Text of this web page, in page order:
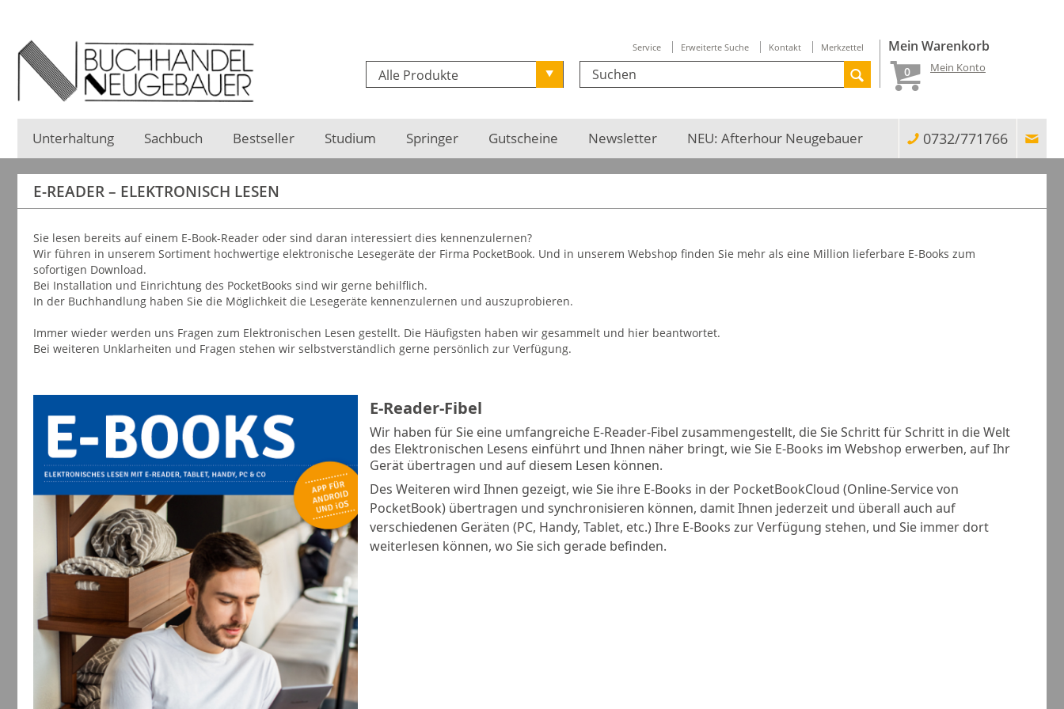
Service Erweiterte Suche Kontakt Merkzettel
Alle Produkte
Mein Warenkorb
0 Mein Konto
Unterhaltung Sachbuch Bestseller Studium Springer Gutscheine Newsletter NEU: Afterhour Neugebauer 0732/771766
E-READER – ELEKTRONISCH LESEN
Sie lesen bereits auf einem E-Book-Reader oder sind daran interessiert dies kennenzulernen?
Wir führen in unserem Sortiment hochwertige elektronische Lesegeräte der Firma PocketBook. Und in unserem Webshop finden Sie mehr als eine Million lieferbare E-Books zum
sofortigen Download.
Bei Installation und Einrichtung des PocketBooks sind wir gerne behilflich.
In der Buchhandlung haben Sie die Möglichkeit die Lesegeräte kennenzulernen und auszuprobieren.
Immer wieder werden uns Fragen zum Elektronischen Lesen gestellt. Die Häufigsten haben wir gesammelt und hier beantwortet.
Bei weiteren Unklarheiten und Fragen stehen wir selbstverständlich gerne persönlich zur Verfügung.
E-Reader-Fibel
Wir haben für Sie eine umfangreiche E-Reader-Fibel zusammengestellt, die Sie Schritt für Schritt in die Welt
des Elektronischen Lesens einführt und Ihnen näher bringt, wie Sie E-Books im Webshop erwerben, auf Ihr
Gerät übertragen und auf diesem Lesen können.
Des Weiteren wird Ihnen gezeigt, wie Sie ihre E-Books in der PocketBookCloud (Online-Service von
PocketBook) übertragen und synchronisieren können, damit Ihnen jederzeit und überall auch auf
verschiedenen Geräten (PC, Handy, Tablet, etc.) Ihre E-Books zur Verfügung stehen, und Sie immer dort
weiterlesen können, wo Sie sich gerade befinden.